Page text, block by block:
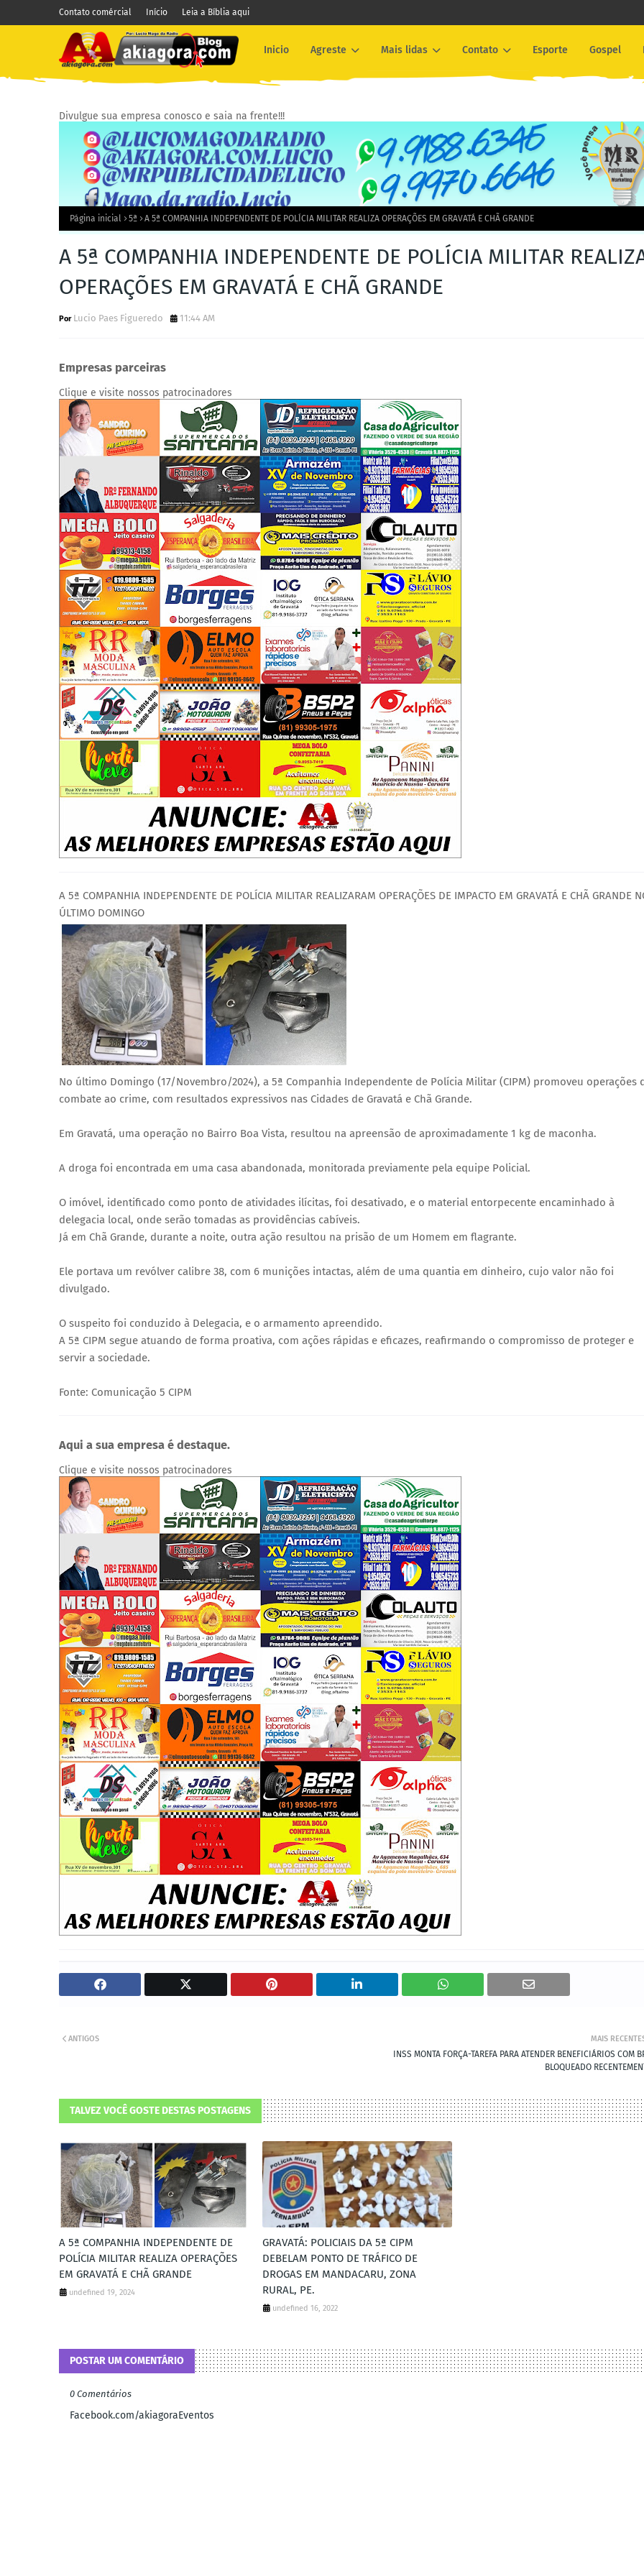
Contato comércial Início Leia a Bíblia aqui
Inicio Agreste Mais lidas Contato Esporte Gospel
Divulgue sua empresa conosco e saia na frente!!!
Página inicial 5ª A 5ª COMPANHIA INDEPENDENTE DE POLÍCIA MILITAR REALIZA OPERAÇÕES EM GRAVATÁ E CHÃ GRANDE
A 5ª COMPANHIA INDEPENDENTE DE POLÍCIA MILITAR
OPERAÇÕES EM GRAVATÁ E CHÃ GRANDE
Lucio Paes Figueredo 11:44 AM
Empresas parceiras
Clique e visite nossos patrocinadores
A 5ª COMPANHIA INDEPENDENTE DE POLÍCIA MILITAR REALIZARAM OPERAÇÕES DE IMPACTO EM GRAVATÁ E CHÃ GRANDE
ÚLTIMO DOMINGO
No último Domingo (17/Novembro/2024), a 5ª Companhia Independente de Polícia Militar (CIPM) promoveu operações
combate ao crime, com resultados expressivos nas Cidades de Gravatá e Chã Grande.
Em Gravatá, uma operação no Bairro Boa Vista, resultou na apreensão de aproximadamente 1 kg de maconha.
A droga foi encontrada em uma casa abandonada, monitorada previamente pela equipe Policial.
O imóvel, identificado como ponto de atividades ilícitas, foi desativado, e o material entorpecente encaminhado à
delegacia local, onde serão tomadas as providências cabíveis.
Já em Chã Grande, durante a noite, outra ação resultou na prisão de um Homem em flagrante.
Ele portava um revólver calibre 38, com 6 munições intactas, além de uma quantia em dinheiro, cujo valor não foi
divulgado.
O suspeito foi conduzido à Delegacia, e o armamento apreendido.
A 5ª CIPM segue atuando de forma proativa, com ações rápidas e eficazes, reafirmando o compromisso de proteger e
servir a sociedade.
Fonte: Comunicação 5 CIPM
Aqui a sua empresa é destaque.
Clique e visite nossos patrocinadores
MAIS
INSS MONTA FORÇA-TAREFA PARA ATENDER BENEFICIÁRIOS COM
BLOQUEADO
ANTIGOS
TALVEZ VOCÊ GOSTE DESTAS POSTAGENS
A 5ª COMPANHIA INDEPENDENTE DE
POLÍCIA MILITAR REALIZA OPERAÇÕES
EM GRAVATÁ E CHÃ GRANDE
undefined 19, 2024
GRAVATÁ: POLICIAIS DA 5ª CIPM
DEBELAM PONTO DE TRÁFICO DE
DROGAS EM MANDACARU, ZONA
RURAL, PE.
undefined 16, 2022
POSTAR UM COMENTÁRIO
0 Comentários
Facebook.com/akiagoraEventos